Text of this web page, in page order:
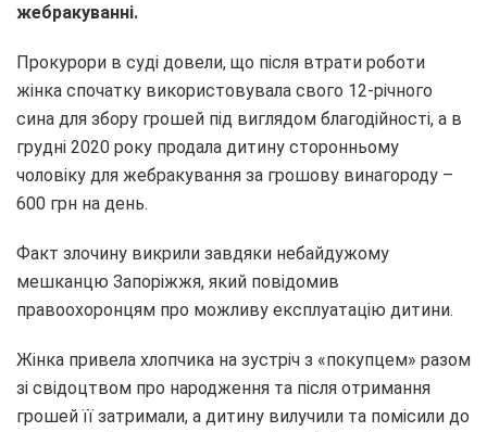
жебракуванні.
Прокурори в суді довели, що після втрати роботи
жінка спочатку використовувала свого 12-річного
сина для збору грошей під виглядом благодійності, а в
грудні 2020 року продала дитину сторонньому
чоловіку для жебракування за грошову винагороду –
600 грн на день.
Факт злочину викрили завдяки небайдужому
мешканцю Запоріжжя, який повідомив
правоохоронцям про можливу експлуатацію дитини.
Жінка привела хлопчика на зустріч з «покупцем» разом
зі свідоцтвом про народження та після отримання
грошей її затримали, а дитину вилучили та помісили до